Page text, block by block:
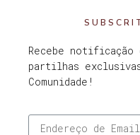
Recebe notificação
partilhas
Comunidade!